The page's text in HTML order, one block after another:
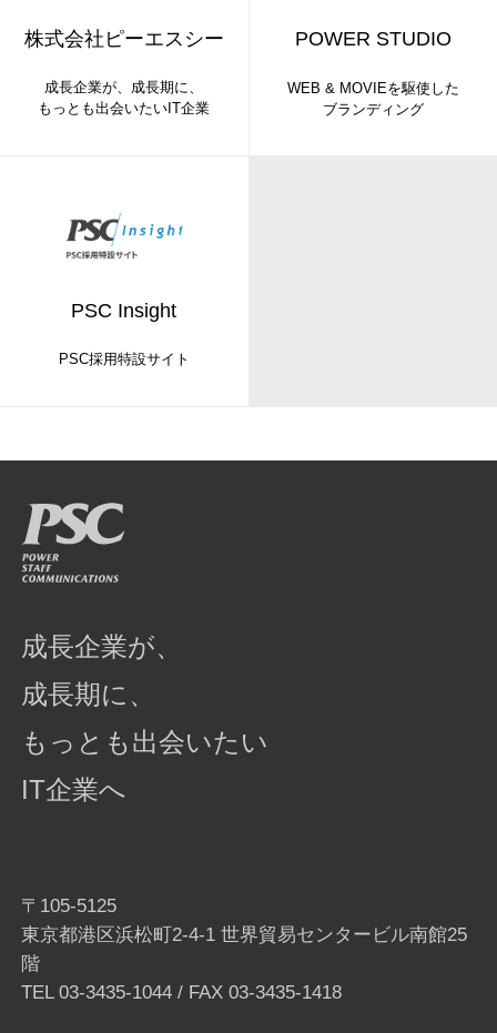
株式会社ピーエスシー
成長企業が、成長期に、
もっとも出会いたいIT企業
POWER STUDIO
WEB & MOVIEを駆使した
ブランディング
PSC Insight
PSC採用特設サイト
成長企業が、
成長期に、
もっとも出会いたい
IT企業へ
〒105-5125
東京都港区浜松町2-4-1 世界貿易センタービル南館25
階
TEL03-3435-1044/ FAX 03-3435-1418